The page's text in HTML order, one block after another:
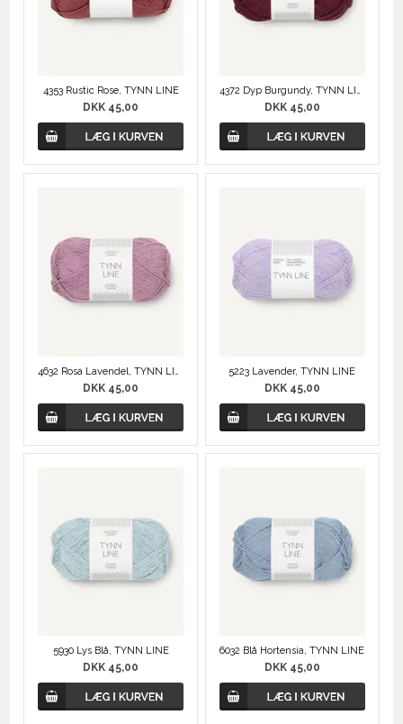
4353 Rustic Rose, TYNN LINE
DKK 45,00
4372 Dyp Burgundy, TYNN LINE
DKK 45,00
4632 Rosa Lavendel, TYNN LINE
DKK 45,00
5223 Lavender, TYNN LINE
DKK 45,00
5930 Lys Blå, TYNN LINE
DKK 45,00
6032 Blå Hortensia, TYNN LINE
DKK 45,00